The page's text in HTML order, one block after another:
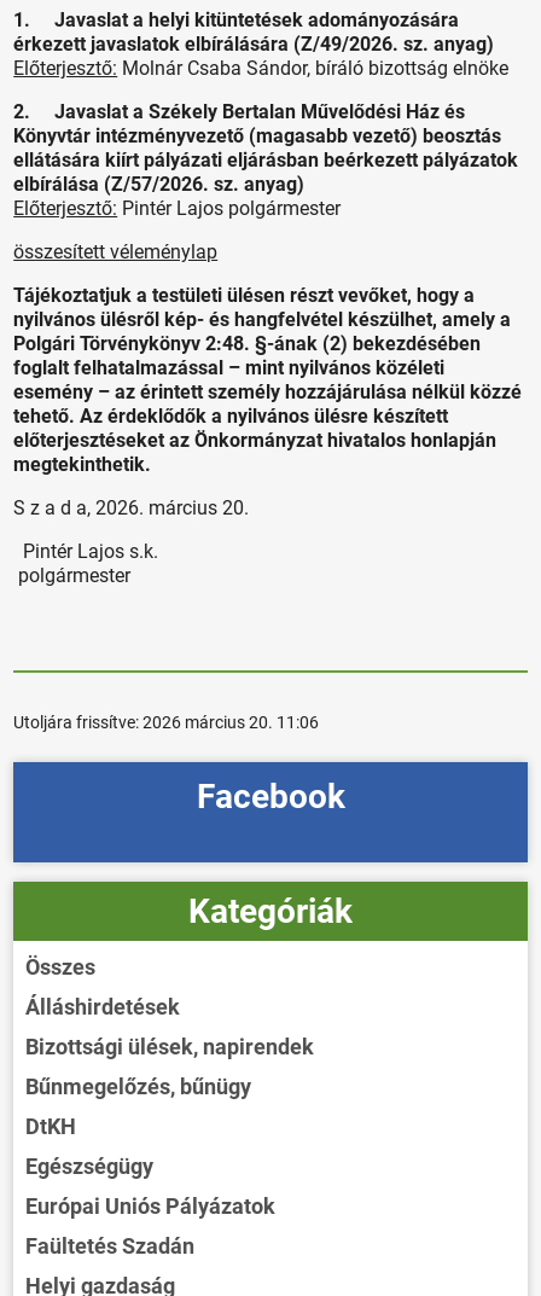
1. Javaslat a helyi kitüntetések adományozására
érkezett javaslatok elbírálására (Z/49/2026. sz. anyag)
Előterjesztő: Molnár Csaba Sándor, bíráló bizottság elnöke
2. Javaslat a Székely Bertalan Művelődési Ház és
Könyvtár intézményvezető (magasabb vezető) beosztás
ellátására kiírt pályázati eljárásban beérkezett pályázatok
elbírálása (Z/57/2026. sz. anyag)
Előterjesztő: Pintér Lajos polgármester
összesített véleménylap
Tájékoztatjuk a testületi ülésen részt vevőket, hogy a
nyilvános ülésről kép- és hangfelvétel készülhet, amely a
Polgári Törvénykönyv 2:48. §-ának (2) bekezdésében
foglalt felhatalmazással – mint nyilvános közéleti
esemény – az érintett személy hozzájárulása nélkül közzé
tehető. Az érdeklődők a nyilvános ülésre készített
előterjesztéseket az Önkormányzat hivatalos honlapján
megtekinthetik.
S z a d a, 2026. március 20.
Pintér Lajos s.k.
polgármester
Utoljára frissítve:2026 március 20. 11:06
Facebook
Kategóriák
Összes
Álláshirdetések
Bizottsági ülések, napirendek
Bűnmegelőzés, bűnügy
DtKH
Egészségügy
Európai Uniós Pályázatok
Faültetés Szadán
Helyi gazdaság